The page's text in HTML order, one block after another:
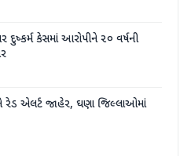
દુષ્કર્મ કેસમાં આરોપીને ૨૦ વર્ષની
રેડ એલર્ટ જાહેર, ઘણા જિલ્લાઓમાં